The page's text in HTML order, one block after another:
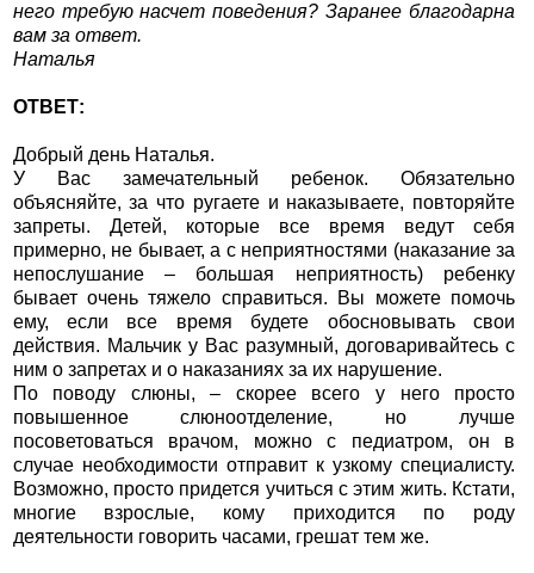
него требую насчет поведения? Заранее благодарна
вам за ответ.
Наталья
ОТВЕТ:
Добрый день Наталья.
У Вас замечательный ребенок. Обязательно
объясняйте, за что ругаете и наказываете, повторяйте
запреты. Детей, которые все время ведут себя
примерно, не бывает, а с неприятностями (наказание за
непослушание – большая неприятность) ребенку
бывает очень тяжело справиться. Вы можете помочь
ему, если все время будете обосновывать свои
действия. Мальчик у Вас разумный, договаривайтесь с
ним о запретах и о наказаниях за их нарушение.
По поводу слюны, – скорее всего у него просто
повышенное слюноотделение, но лучше
посоветоваться врачом, можно с педиатром, он в
случае необходимости отправит к узкому специалисту.
Возможно, просто придется учиться с этим жить. Кстати,
многие взрослые, кому приходится по роду
деятельности говорить часами, грешат тем же.